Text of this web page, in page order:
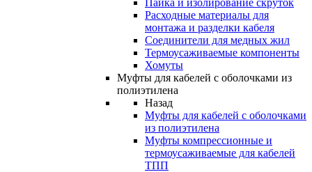
Пайка и изолирование скруток
Расходные материалы для
монтажа и разделки кабеля
Соединители для медных жил
Термоусаживаемые компоненты
Хомуты
Муфты для кабелей с оболочками из
полиэтилена
Назад
Муфты для кабелей с оболочками
из полиэтилена
Муфты компрессионные и
термоусаживаемые для кабелей
ТПП